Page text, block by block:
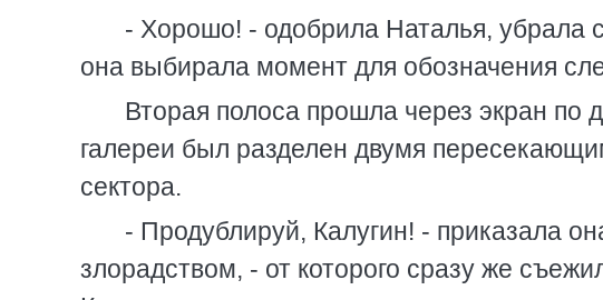
- Хорошо! - одобрила Наталья, убрала
она выбирала момент для обозначения
Вторая полоса прошла через экран по
галереи был разделен двумя
сектора.
- Продублируй, Калугин! - приказала
злорадством, - от которого сразу же